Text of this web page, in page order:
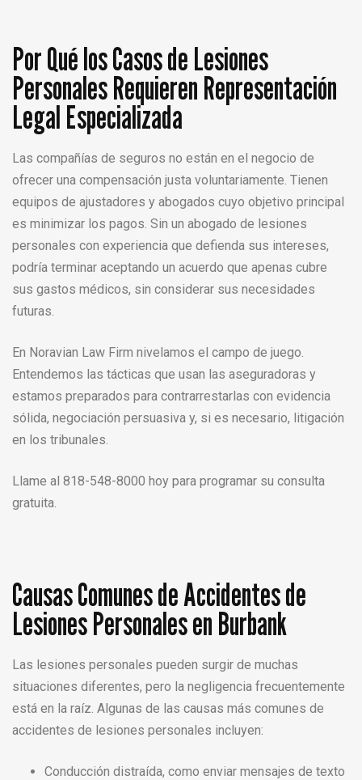
Por Qué los Casos de Lesiones
Personales Requieren Representación
Legal Especializada
Las compañías de seguros no están en el negocio de
ofrecer una compensación justa voluntariamente. Tienen
equipos de ajustadores y abogados cuyo objetivo principal
es minimizar los pagos. Sin un abogado de lesiones
personales con experiencia que defienda sus intereses,
podría terminar aceptando un acuerdo que apenas cubre
sus gastos médicos, sin considerar sus necesidades
futuras.
En Noravian Law Firm nivelamos el campo de juego.
Entendemos las tácticas que usan las aseguradoras y
estamos preparados para contrarrestarlas con evidencia
sólida, negociación persuasiva y, si es necesario, litigación
en los tribunales.
Llame al 818-548-8000 hoy para programar su consulta
gratuita.
Causas Comunes de Accidentes de
Lesiones Personales en Burbank
Las lesiones personales pueden surgir de muchas
situaciones diferentes, pero la negligencia frecuentemente
está en la raíz. Algunas de las causas más comunes de
accidentes de lesiones personales incluyen:
Conducción distraída, como enviar mensajes de texto